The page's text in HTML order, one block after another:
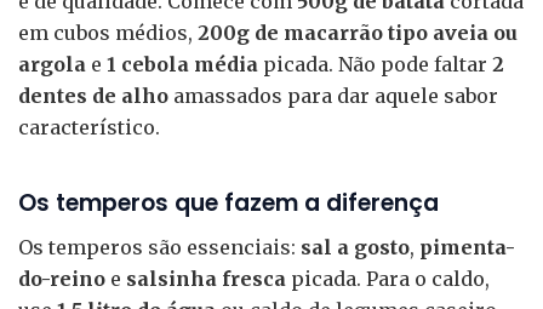
em cubos médios, 200g de macarrão tipo aveia ou
argola e 1 cebola média picada. Não pode faltar 2
dentes de alho amassados para dar aquele sabor
característico.
Os temperos que fazem a diferença
Os temperos são essenciais: sal a gosto, pimenta-
do-reino e salsinha fresca picada. Para o caldo,